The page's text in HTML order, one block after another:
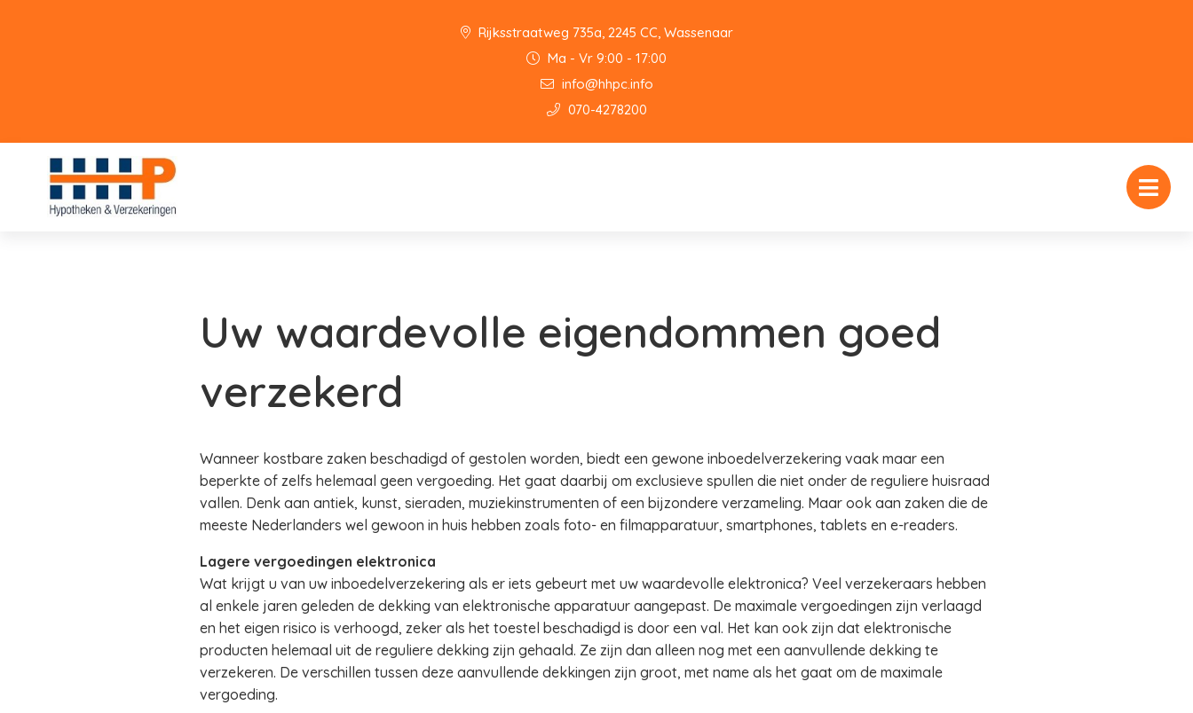
Rijksstraatweg 735a, 2245 CC, Wassenaar
Ma - Vr 9:00 - 17:00
info@hhpc.info
070-4278200
Uw waardevolle eigendommen goed
verzekerd
Wanneer kostbare zaken beschadigd of gestolen worden, biedt een gewone inboedelverzekering vaak maar een
beperkte of zelfs helemaal geen vergoeding. Het gaat daarbij om exclusieve spullen die niet onder de reguliere huisraad
vallen. Denk aan antiek, kunst, sieraden, muziekinstrumenten of een bijzondere verzameling. Maar ook aan zaken die de
meeste Nederlanders wel gewoon in huis hebben zoals foto- en filmapparatuur, smartphones, tablets en e-readers.
Lagere vergoedingen elektronica
Wat krijgt u van uw inboedelverzekering als er iets gebeurt met uw waardevolle elektronica? Veel verzekeraars hebben
al enkele jaren geleden de dekking van elektronische apparatuur aangepast. De maximale vergoedingen zijn verlaagd
en het eigen risico is verhoogd, zeker als het toestel beschadigd is door een val. Het kan ook zijn dat elektronische
producten helemaal uit de reguliere dekking zijn gehaald. Ze zijn dan alleen nog met een aanvullende dekking te
verzekeren. De verschillen tussen deze aanvullende dekkingen zijn groot, met name als het gaat om de maximale
vergoeding.